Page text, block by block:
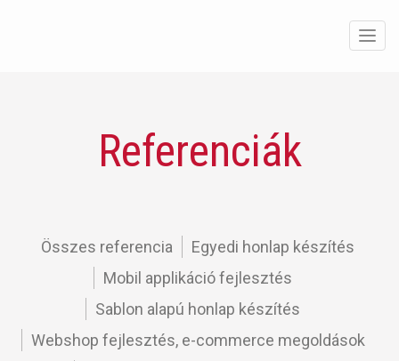
Referenciák
Összes referencia
Egyedi honlap készítés
Mobil applikáció fejlesztés
Sablon alapú honlap készítés
Webshop fejlesztés, e-commerce megoldások